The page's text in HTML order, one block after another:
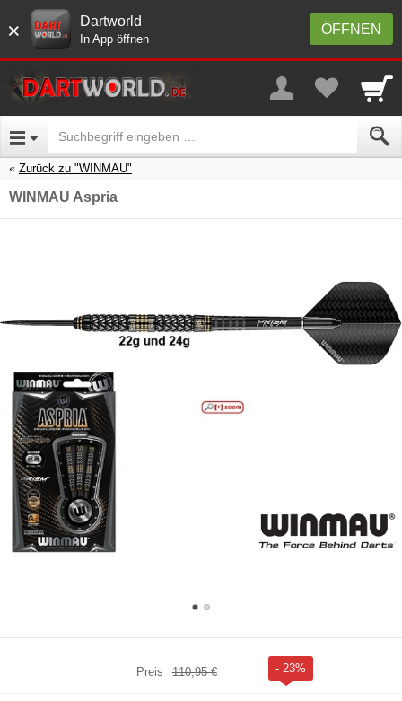
× ÖFFNEN
Dartworld
In App öffnen
Zurück zu "WINMAU"
WINMAU Aspria
Preis 110,95 € - 23%